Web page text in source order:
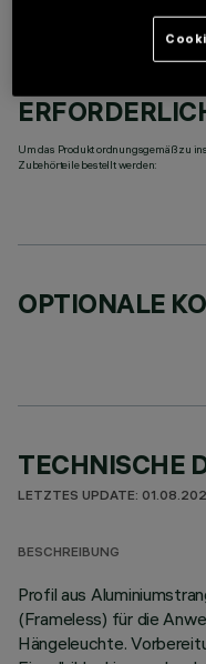
Um das Produkt ordnungsgemäß zu
Zubehörteile bestellt werden:
OPTIONALE
TECHNISCHE
LETZTES UPDATE:
BESCHREIBUNG
Profil aus
(Frameless) für die
Hängeleuchte.